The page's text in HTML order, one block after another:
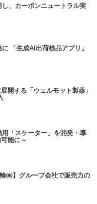
、カーボンニュートラル実
「生成AI出荷検品アプリ」
開する「ウェルモット製薬」
「スケーター」を開発・導
能に～
㈱】グループ会社で販売力の